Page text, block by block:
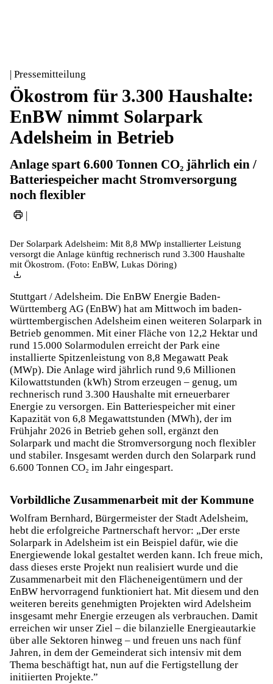
| Pressemitteilung
Ökostrom für 3.300 Haushalte:
EnBW nimmt Solarpark
Adelsheim in Betrieb
Anlage spart 6.600 Tonnen CO₂ jährlich ein /
Batteriespeicher macht Stromversorgung
noch flexibler
|
Der Solarpark Adelsheim: Mit 8,8 MWp installierter Leistung
versorgt die Anlage künftig rechnerisch rund 3.300 Haushalte
mit Ökostrom. (Foto: EnBW, Lukas Döring)
Stuttgart / Adelsheim. Die EnBW Energie Baden-
Württemberg AG (EnBW) hat am Mittwoch im baden-
württembergischen Adelsheim einen weiteren Solarpark in
Betrieb genommen. Mit einer Fläche von 12,2 Hektar und
rund 15.000 Solarmodulen erreicht der Park eine
installierte Spitzenleistung von 8,8 Megawatt Peak
(MWp). Die Anlage wird jährlich rund 9,6 Millionen
Kilowattstunden (kWh) Strom erzeugen – genug, um
rechnerisch rund 3.300 Haushalte mit erneuerbarer
Energie zu versorgen. Ein Batteriespeicher mit einer
Kapazität von 6,8 Megawattstunden (MWh), der im
Frühjahr 2026 in Betrieb gehen soll, ergänzt den
Solarpark und macht die Stromversorgung noch flexibler
und stabiler. Insgesamt werden durch den Solarpark rund
6.600 Tonnen CO₂ im Jahr eingespart.
Vorbildliche Zusammenarbeit mit der Kommune
Wolfram Bernhard, Bürgermeister der Stadt Adelsheim,
hebt die erfolgreiche Partnerschaft hervor: „Der erste
Solarpark in Adelsheim ist ein Beispiel dafür, wie die
Energiewende lokal gestaltet werden kann. Ich freue mich,
dass dieses erste Projekt nun realisiert wurde und die
Zusammenarbeit mit den Flächeneigentümern und der
EnBW hervorragend funktioniert hat. Mit diesem und den
weiteren bereits genehmigten Projekten wird Adelsheim
insgesamt mehr Energie erzeugen als verbrauchen. Damit
erreichen wir unser Ziel – die bilanzielle Energieautarkie
über alle Sektoren hinweg – und freuen uns nach fünf
Jahren, in dem der Gemeinderat sich intensiv mit dem
Thema beschäftigt hat, nun auf die Fertigstellung der
initiierten Projekte.”